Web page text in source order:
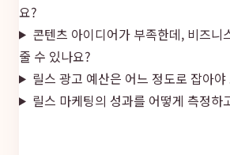
요?
콘텐츠 아이디어가 부족한데, 비즈니
줄 수 있나요?
릴스 광고 예산은 어느 정도로 잡아
릴스 마케팅의 성과를 어떻게 측정하